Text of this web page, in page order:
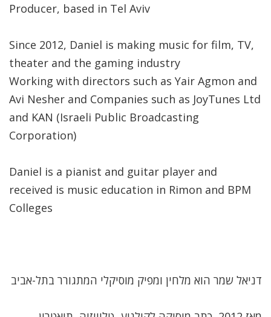
Producer, based in Tel Aviv
Since 2012, Daniel is making music for film, TV,
theater and the gaming industry
Working with directors such as Yair Agmon and
Avi Nesher and Companies such as JoyTunes Ltd
and KAN (Israeli Public Broadcasting
Corporation)
Daniel is a pianist and guitar player and
received is music education in Rimon and BPM
Colleges
דניאל שמר הוא מלחין ומפיק מוסיקלי המתגורר בתל-אביב